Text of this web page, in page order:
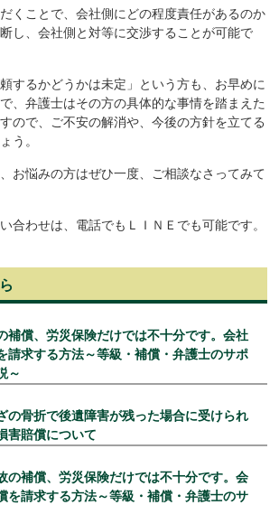
くことで、会社側にどの程度責任があるのか
し、会社側と対等に交渉することが可能で
するかどうかは未定」という方も、お早めに
、弁護士はその方の具体的な事情を踏まえた
ので、ご不安の解消や、今後の方針を立てる
う。
お悩みの方はぜひ一度、ご相談なさってみて
合わせは、電話でもＬＩＮＥでも可能です。
補償、労災保険だけでは不十分です。会社
請求する方法～等級・補償・弁護士のサポ
～
の骨折で後遺障害が残った場合に受けられ
害賠償について
の補償、労災保険だけでは不十分です。会
を請求する方法～等級・補償・弁護士のサ